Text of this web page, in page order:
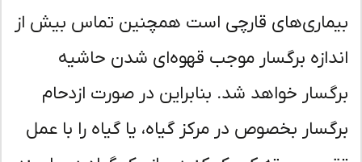
قارچی است همچنین تماس بیش از
برگسار موجب قهوه‌ای شدن حاشیه
خواهد شد. بنابراین در صورت ازدحام
بخصوص در مرکز گیاه، یا گیاه را با عمل